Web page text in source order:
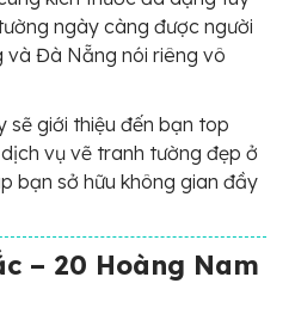
ngày càng được người
và Đà Nẵng nói riêng vô
sẽ giới thiệu đến bạn top
vụ vẽ tranh tường đẹp ở
bạn sở hữu không gian đầy
– 20 Hoàng Nam